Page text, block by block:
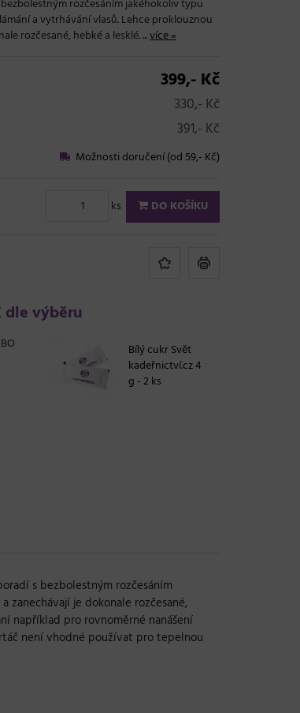
rozčesáním jakéhokoliv typu
a vytrhávání vlasů. Lehce proklouznou
rozčesané, hebké a lesklé. ...více »
399,- Kč
330,- Kč
391,- Kč
Možnosti doručení (od 59,- Kč)
ks DO KOŠÍKU
dle výběru
Bílý cukr Svět
kadeřnictví.cz 4
g - 2 ks
s bezbolestným rozčesáním
zanechávají je dokonale rozčesané,
například pro rovnoměrné nanášení
není vhodné používat pro tepelnou